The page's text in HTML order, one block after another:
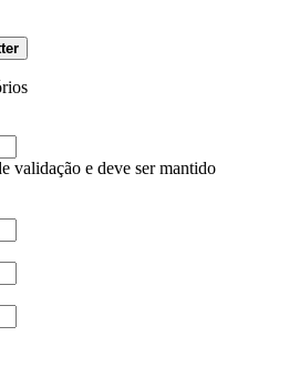
validação e deve ser mantido